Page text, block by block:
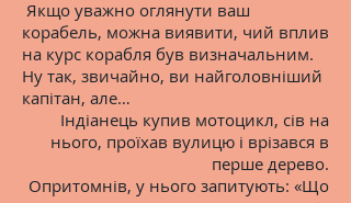
Якщо уважно оглянути ваш
корабель, можна виявити, чий вплив
на курс корабля був визначальним.
Ну так, звичайно, ви найголовніший
капітан, але…
Індіанець купив мотоцикл, сів на
нього, проїхав вулицю і врізався в
перше дерево.
Опритомнів, у нього запитують: «Що